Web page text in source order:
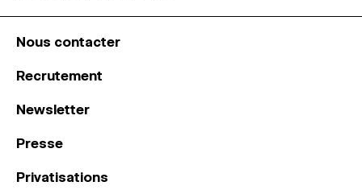
Nous contacter
Recrutement
Newsletter
Presse
Privatisations